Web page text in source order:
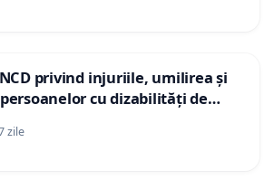
privind injuriile, umilirea și
cu dizabilități de
TikTok „Gorici”
zile